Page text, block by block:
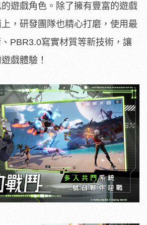
遊戲角色。除了擁有豐富的遊戲
，研發團隊也精心打磨，使用最
PBR3.0寫實材質等新技術，讓
戲體驗！